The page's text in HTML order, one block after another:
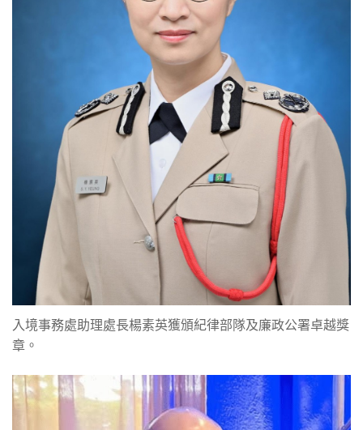
入境事務處助理處長楊素英獲頒紀律部隊及廉政公署卓越獎
章。